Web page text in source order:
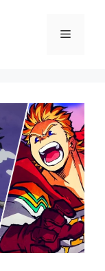
Menu